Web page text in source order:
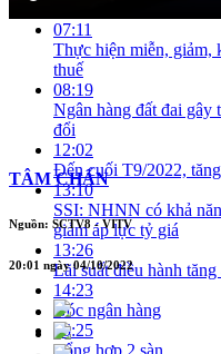
07:11
Thực hiện miễn, giảm,
thuế
08:19
Ngân hàng đất đai gây
đổi
12:02
Đến cuối T9/2022,
13:10
SSI: NHNN có khả
giảm áp lực tỷ giá
13:26
Lãi suất điều hành
14:23
Góc ngân hàng
15:25
Tổng hợp 2 sàn
TÂM CHẤN
Nguồn: SCTV8 - VITV
20:01 ngày 04/10/2022